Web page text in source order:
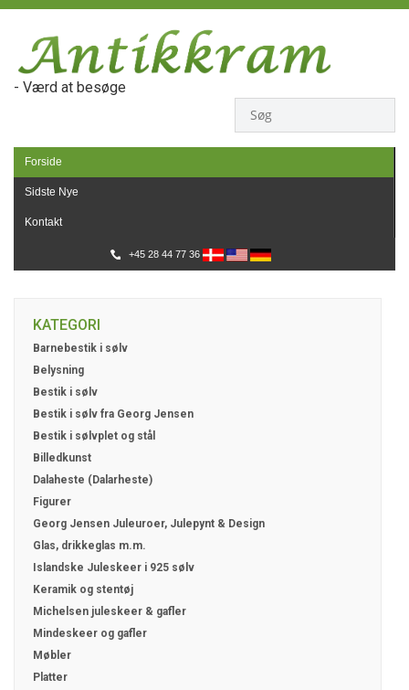
- Værd at besøge
Forside
Sidste Nye
Kontakt
+45 28 44 77 36
KATEGORI
Barnebestik i sølv
Belysning
Bestik i sølv
Bestik i sølv fra Georg Jensen
Bestik i sølvplet og stål
Billedkunst
Dalaheste (Dalarheste)
Figurer
Georg Jensen Juleuroer, Julepynt & Design
Glas, drikkeglas m.m.
Islandske Juleskeer i 925 sølv
Keramik og stentøj
Michelsen juleskeer & gafler
Mindeskeer og gafler
Møbler
Platter